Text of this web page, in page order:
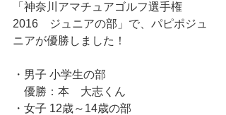
「神奈川アマチュアゴルフ選手権
2016　ジュニアの部」で、パピポジュ
ニアが優勝しました！
・男子 小学生の部
優勝：本　大志くん
・女子 12歳～14歳の部